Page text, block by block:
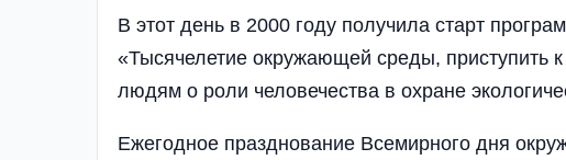
В этот день в 2000 году получила старт
«Тысячелетие окружающей среды, приступить
людям о роли человечества в охране
Ежегодное празднование Всемирного дня